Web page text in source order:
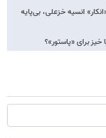
دولت رئیسی؟ / «انکار» انسیه خزعلی، بی‌پایه
برای «پاستور»؟